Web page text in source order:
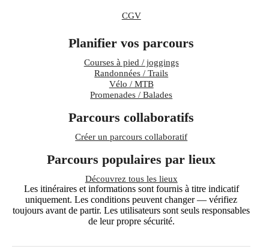
CGV
Planifier vos parcours
Courses à pied / joggings
Randonnées / Trails
Vélo / MTB
Promenades / Balades
Parcours collaboratifs
Créer un parcours collaboratif
Parcours populaires par lieux
Découvrez tous les lieux
Les itinéraires et informations sont fournis à titre indicatif
uniquement. Les conditions peuvent changer — vérifiez
toujours avant de partir. Les utilisateurs sont seuls responsables
de leur propre sécurité.